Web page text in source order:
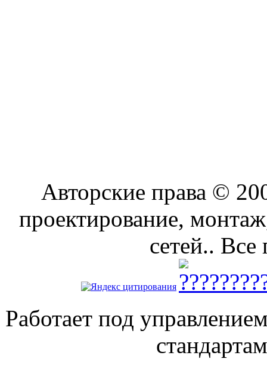
Авторские права ©
проектирование,
сетей..
Работает под